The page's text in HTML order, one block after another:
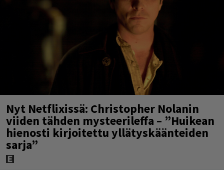
Nyt Netflixissä: Christopher Nolanin
viiden tähden mysteerileffa – ”Huikean
hienosti kirjoitettu yllätyskäänteiden
sarja”